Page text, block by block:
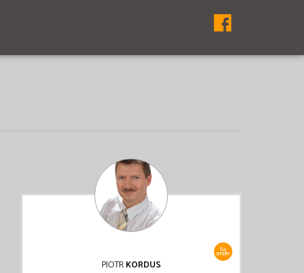
84
OFERT
PIOTRKORDUS